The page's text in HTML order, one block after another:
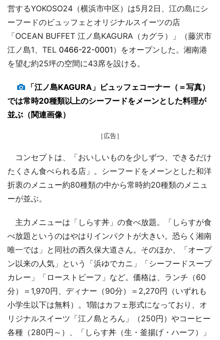
営するYOKOSO24（横浜市中区）は5月2日、江の島にシ
ーフードのビュッフェとオリジナルスイーツの店
「OCEAN BUFFET 江ノ島KAGURA（カグラ）」（藤沢市
江ノ島1、TEL 0466-22-0001）をオープンした。湘南港
を望む約25坪の空間に43席を設ける。
「江ノ島KAGURA」ビュッフェコーナー（＝写真）
では常時20種類以上のシーフードをメーンとした料理が
並ぶ（関連画像）
［広告］
コンセプトは、「おいしいものを少しずつ、できるだけ
たくさん食べられる店」。シーフードをメーンとした和洋
折衷のメニュー約80種類の中から常時約20種類のメニュ
ーが並ぶ。
主力メニューは「しらす丼」の食べ放題。「しらすが食
べ放題というのはやはりインパクトが大きい。恐らく湘南
唯一では」と同社の西久保大道さん。そのほか、「オープ
ン以来の人気」という「浜ゆでカニ」「シーフードスープ
カレー」「ローストビーフ」など。価格は、ランチ（60
分）＝1,970円、ディナー（90分）＝2,270円（いずれも
小学生以下は無料）。1階はカフェ形式になっており、オ
リジナルスイーツ「江ノ島とろん」（250円）やコーヒー
各種（280円～）、「しらす丼（生・釜揚げ・ハーフ）」